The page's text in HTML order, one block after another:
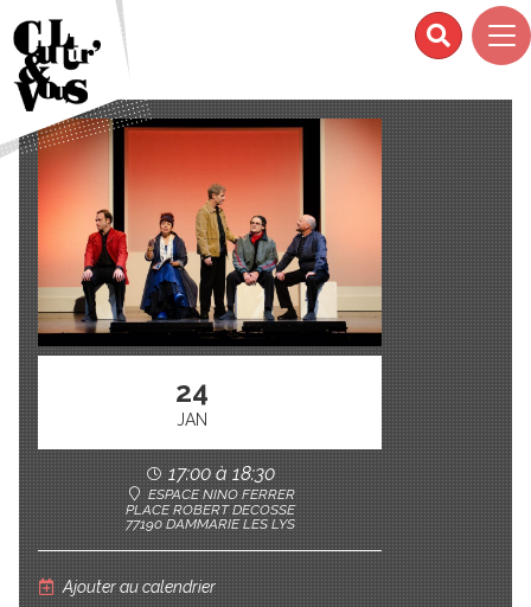
24
JAN
17:00 à 18:30
ESPACE NINO FERRER
PLACE ROBERT DECOSSE
77190 DAMMARIE LES LYS
Ajouter au calendrier